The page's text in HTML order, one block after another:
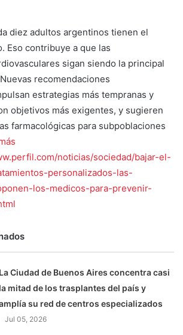
diez adultos argentinos tienen el
Eso contribuye a que las
sigan siendo la principal
recomendaciones
estrategias más tempranas y
objetivos más exigentes, y sugieren
farmacológicas para subpoblaciones
noticias/sociedad/bajar-el-
personalizados-las-
los-medicos-para-prevenir-
La Ciudad de Buenos Aires concentra casi
la mitad de los trasplantes del país y
su red de centros especializados
Jul 05, 2026